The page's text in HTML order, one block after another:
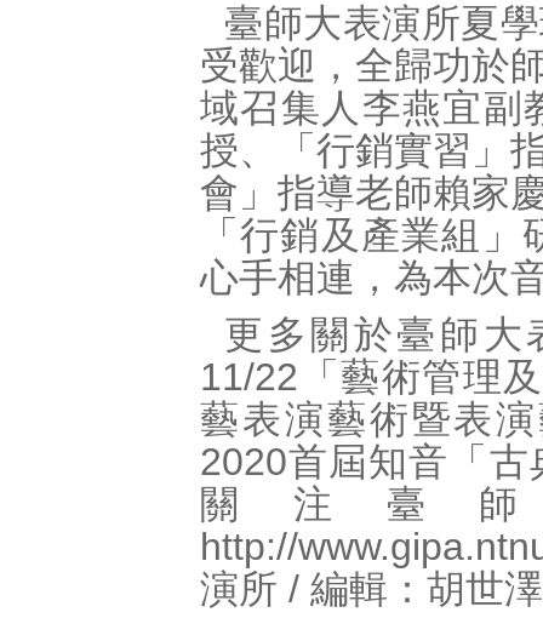
臺師大表演所夏
受歡迎，全歸功於
域召集人李燕宜副
授、「行銷實習」
會」指導老師賴家
「行銷及產業組
心手相連，為本次
更多關於臺師大
11/22「藝術管理
藝表演藝術暨表
2020首屆知音「
關注臺
http://
演所 / 編輯：胡世